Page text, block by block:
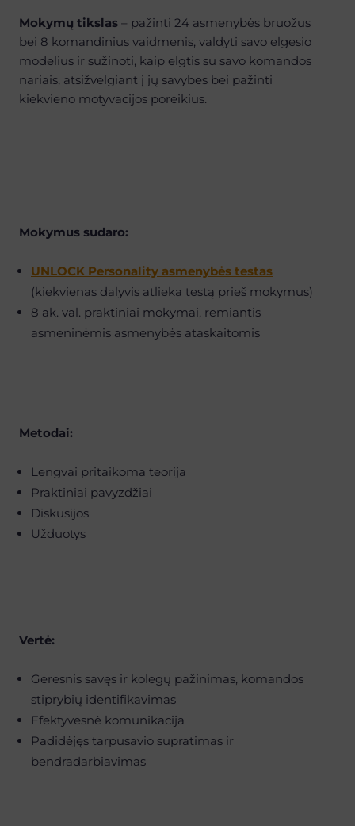
Mokymų tikslas – pažinti 24 asmenybės bruožus
bei 8 komandinius vaidmenis, valdyti savo elgesio
modelius ir sužinoti, kaip elgtis su savo komandos
nariais, atsižvelgiant į jų savybes bei pažinti
kiekvieno motyvacijos poreikius.
Mokymus sudaro:
UNLOCK Personality asmenybės testas
(kiekvienas dalyvis atlieka testą prieš mokymus)
8 ak. val. praktiniai mokymai, remiantis
asmeninėmis asmenybės ataskaitomis
Metodai:
Lengvai pritaikoma teorija
Praktiniai pavyzdžiai
Diskusijos
Užduotys
Vertė:
Geresnis savęs ir kolegų pažinimas, komandos
stiprybių identifikavimas
Efektyvesnė komunikacija
Padidėjęs tarpusavio supratimas ir
bendradarbiavimas